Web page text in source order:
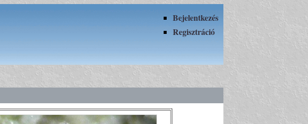
Bejelentkezés
Regisztráció